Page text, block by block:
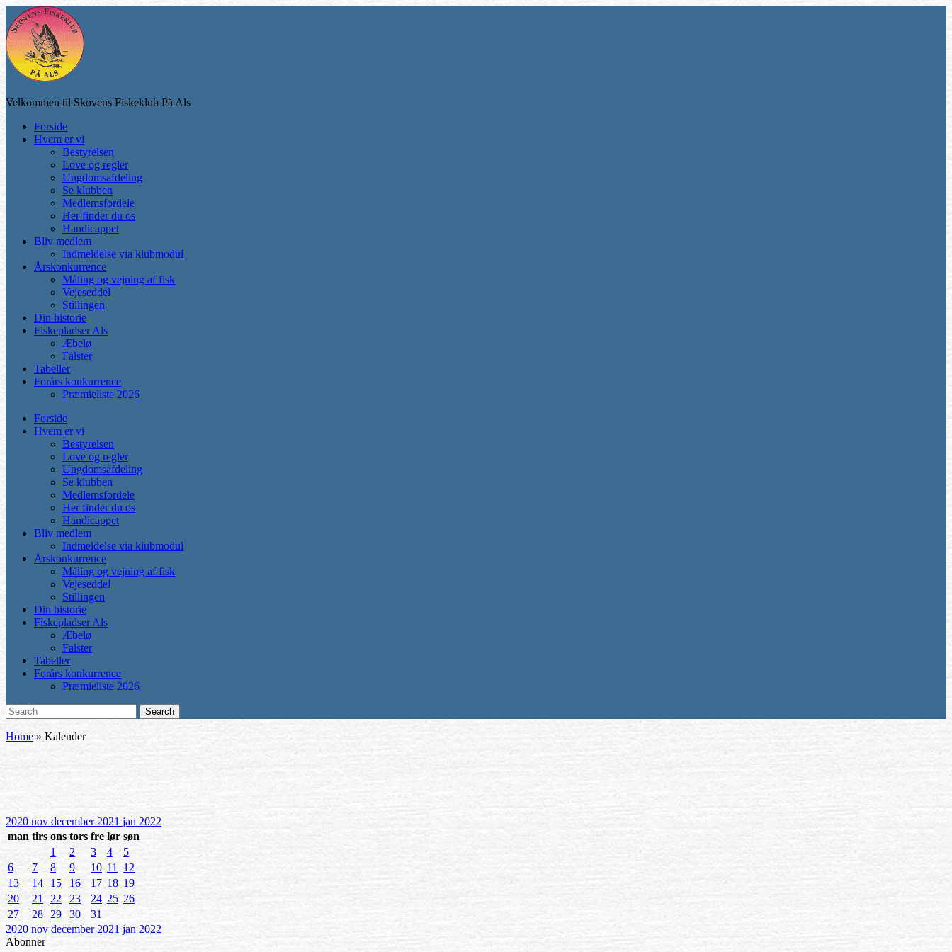
Skip
to
main
content
Velkommen til Skovens Fiskeklub På Als
Toggle
mobile
Forside
Hvem er vi
Bestyrelsen
Love og regler
Ungdomsafdeling
Se klubben
Medlemsfordele
Her finder du os
Handicappet
Bliv medlem
Indmeldelse via klubmodul
Årskonkurrence
Måling og vejning af fisk
Vejeseddel
Stillingen
Din historie
Fiskepladser Als
Æbelø
Falster
Tabeller
Forårs konkurrence
Præmieliste 2026
Forside
Hvem er vi
Bestyrelsen
Love og regler
Ungdomsafdeling
Se klubben
Medlemsfordele
Her finder du os
Handicappet
Bliv medlem
Indmeldelse via klubmodul
Årskonkurrence
Måling og vejning af fisk
Vejeseddel
Stillingen
Din historie
Fiskepladser Als
Æbelø
Falster
Tabeller
Forårs konkurrence
Præmieliste 2026
Search
for:
Search
Home » Kalender
2020 nov december 2021 jan 2022
man tirs ons tors fre lør søn
1
2 3 4
5
6
7 8 9 10 11
12
13
14 15 16 17 18 19
20
21 22 23 24 25 26
27
28 29 30
31
2020 nov december 2021 jan 2022
Abonner